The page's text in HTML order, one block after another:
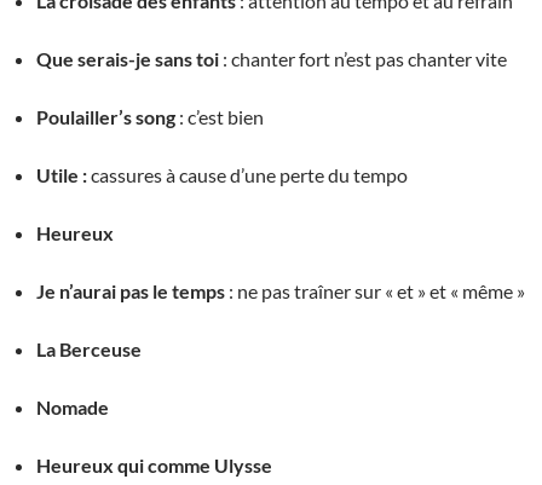
Que serais-je sans toi : chanter fort n’est pas chanter vite
Poulailler’s song : c’est bien
Utile :cassures à cause d’une perte du tempo
Heureux
Je n’aurai pas le temps : ne pas traîner sur « et » et « même »
La Berceuse
Nomade
Heureux qui comme Ulysse